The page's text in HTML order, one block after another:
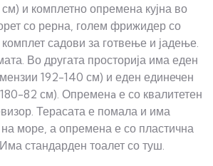
и комплетно опремена кујна во
со рерна, голем фрижидер со
садови за готвење и јадење.
Во другата просторија има еден
192-140 см) и еден единечен
82 см). Опременa е со квалитетен
Терасата е помала и има
море, а опремена е со пластична
стандарден тоалет со туш.